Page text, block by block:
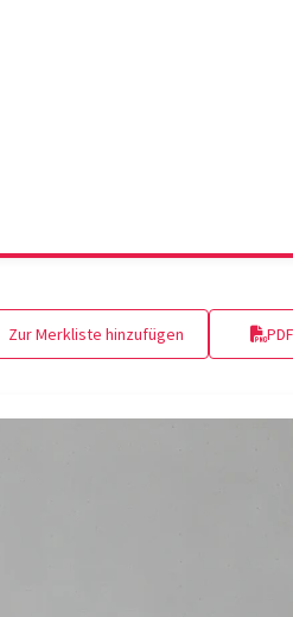
Zur Merkliste hinzufügen